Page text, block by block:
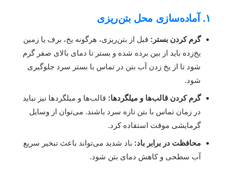
۱. آماده‌سازی محل بتن‌ریزی
گرم کردن بستر: قبل از بتن‌ریزی، هرگونه یخ، برف یا زمین
یخ‌زده باید از بین برده شده و بستر تا دمای بالای صفر گرم
شود تا از یخ زدن آب بتن در تماس با بستر سرد جلوگیری
شود.
گرم کردن قالب‌ها و میلگردها: قالب‌ها و میلگردها نیز نباید
در زمان تماس با بتن تازه سرد باشند. می‌توان از وسایل
گرمایشی موقت استفاده کرد.
محافظت در برابر باد: باد شدید می‌تواند باعث تبخیر سریع
آب سطحی و کاهش دمای بتن شود.